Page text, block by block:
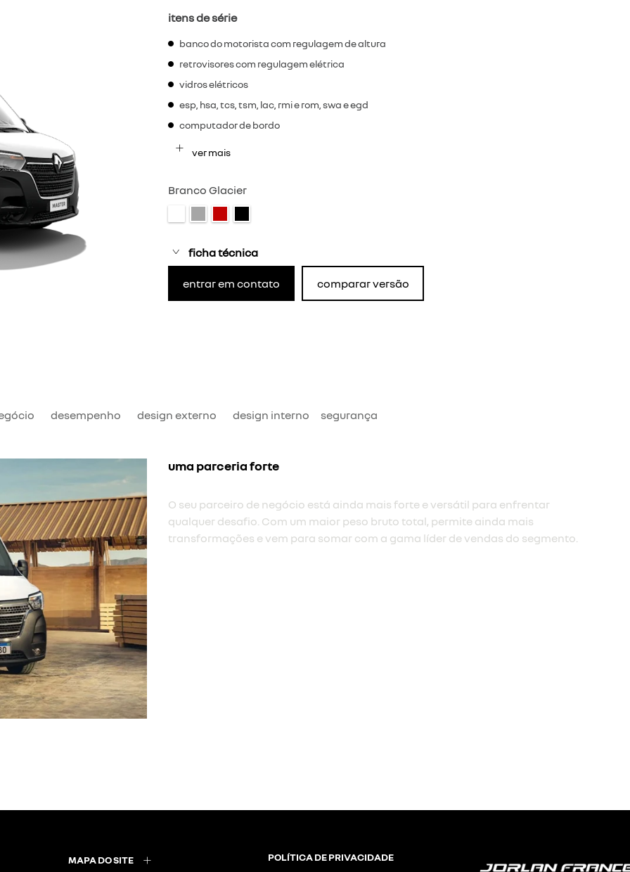
itens de série
banco do motorista com regulagem de altura
retrovisores com regulagem elétrica
vidros elétricos
esp, hsa, tcs, tsm, lac, rmi e rom, swa e egd
computador de bordo
ver mais
Branco Glacier
ficha técnica
entrar em contato comparar versão
desempenho design externo design interno segurança
uma parceria forte
O seu parceiro de negócio está ainda mais forte e versátil para enfrentar
qualquer desafio. Com um maior peso bruto total, permite ainda mais
transformações e vem para somar com a gama líder de vendas do segmento.
MAPA DO SITE POLÍTICA DE PRIVACIDADE